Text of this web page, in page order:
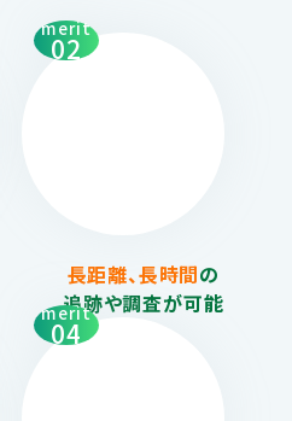
merit
02
長距離、長時間の
追跡や調査が可能
merit
04